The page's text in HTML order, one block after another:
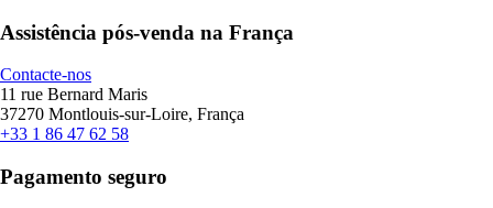
Assistência pós-venda na França
Contacte-nos
11 rue Bernard Maris
37270 Montlouis-sur-Loire, França
+33 1 86 47 62 58
Pagamento seguro